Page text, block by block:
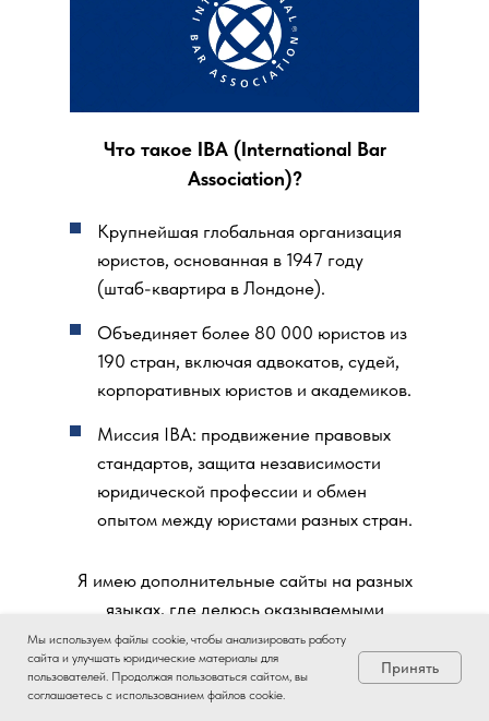
Что такое IBA (International Bar
Association)?
Миссия IBA: продвижение правовых
стандартов, защита независимости
юридической профессии и обмен
опытом между юристами разных стран.
Объединяет более 80 000 юристов из
190 стран, включая адвокатов, судей,
корпоративных юристов и академиков.
Крупнейшая глобальная организация
юристов, основанная в 1947 году
(штаб-квартира в Лондоне).
Я имею дополнительные сайты на разных
языках, где делюсь оказываемыми
услугами, актуальной юридической
информацией, кейсами и советами.
Мы используем файлы cookie, чтобы анализировать работу
сайта и улучшать юридические материалы для
пользователей. Продолжая пользоваться сайтом, вы
соглашаетесь с использованием файлов cookie.
Принять